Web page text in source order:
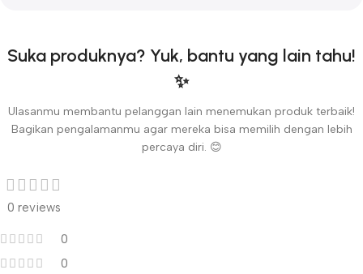
Suka produknya? Yuk, bantu yang lain tahu!
✨
Ulasanmu membantu pelanggan lain menemukan produk terbaik!
Bagikan pengalamanmu agar mereka bisa memilih dengan lebih
percaya diri. 😊
0 reviews
0
0